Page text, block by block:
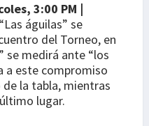
3:00 PM |
“Las águilas” se
del Torneo, en
se medirá ante “los
a este compromiso
la tabla, mientras
lugar.